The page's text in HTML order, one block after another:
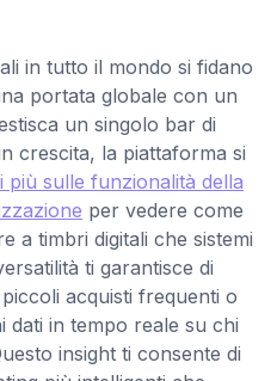
in tutto il mondo si fidano
portata globale con un
un singolo bar di
crescita, la piattaforma si
più sulle funzionalità della
per vedere come
a timbri digitali che sistemi
ti garantisce di
acquisti frequenti o
dati in tempo reale su chi
insight ti consente di